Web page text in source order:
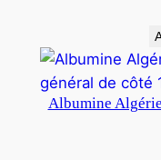
Albumine